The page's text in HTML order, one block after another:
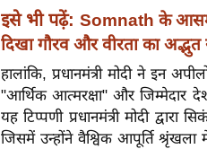
इसे भी पढ़ें: Somnath के
दिखा गौरव और वीरता का
हालांकि, प्रधानमंत्री मोदी ने इन
"आर्थिक आत्मरक्षा" और जिम्मेदार
यह टिप्पणी प्रधानमंत्री मोदी
जिसमें उन्होंने वैश्विक आपूर्ति श्रृंखला